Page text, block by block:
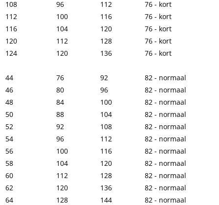
108
96 112
76 - kort
112
100 116
76 - kort
116
104 120
76 - kort
120
112 128
76 - kort
124
120 136 76 - kort
44 76 92
82 - normaal
46
80 96
82 - normaal
48
84 100
82 - normaal
50
88 104
82 - normaal
52
92 108
82 - normaal
54
96 112
82 - normaal
56
100 116
82 - normaal
58
104 120
82 - normaal
60
112 128
82 - normaal
62
120 136
82 - normaal
64
128 144 82 - normaal